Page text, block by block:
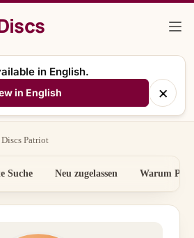
in English.
in English ×
Patriot
Suche Neu zugelassen Warum